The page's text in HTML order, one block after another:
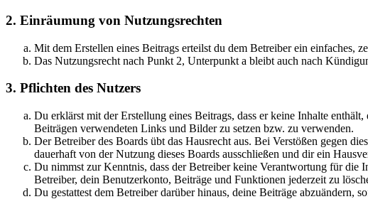
2. Einräumung von Nutzungsrechten
Mit dem Erstellen eines Beitrags erteilst du dem Betreiber ein einfaches,
Das Nutzungsrecht nach Punkt 2, Unterpunkt a bleibt auch nach
3. Pflichten des Nutzers
Du erklärst mit der Erstellung eines Beitrags, dass er keine Inhalte
Beiträgen verwendeten Links und Bilder zu setzen bzw. zu verwenden.
Der Betreiber des Boards übt das Hausrecht aus. Bei Verstößen gegen
dauerhaft von der Nutzung dieses Boards ausschließen und dir ein
Du nimmst zur Kenntnis, dass der Betreiber keine Verantwortung für die
Betreiber, dein Benutzerkonto, Beiträge und Funktionen jederzeit zu
Du gestattest dem Betreiber darüber hinaus, deine Beiträge abzuändern,